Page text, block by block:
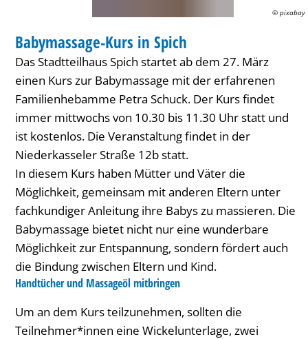
© pixabay
KATEGORIE: WORKSHOP
Babymassage-Kurs in Spich
Das Stadtteilhaus Spich startet ab dem 27. März
einen Kurs zur Babymassage mit der erfahrenen
Familienhebamme Petra Schuck. Der Kurs findet
immer mittwochs von 10.30 bis 11.30 Uhr statt und
ist kostenlos. Die Veranstaltung findet in der
Niederkasseler Straße 12b statt.
In diesem Kurs haben Mütter und Väter die
Möglichkeit, gemeinsam mit anderen Eltern unter
fachkundiger Anleitung ihre Babys zu massieren. Die
Babymassage bietet nicht nur eine wunderbare
Möglichkeit zur Entspannung, sondern fördert auch
die Bindung zwischen Eltern und Kind.
Handtücher und Massageöl mitbringen
Um an dem Kurs teilzunehmen, sollten die
Teilnehmer*innen eine Wickelunterlage, zwei